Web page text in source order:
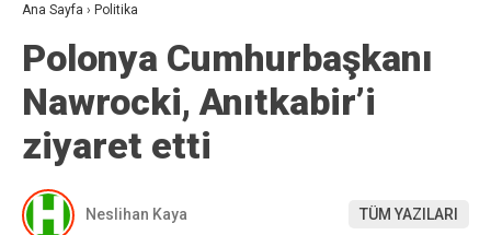
Ana Sayfa › Politika
Polonya Cumhurbaşkanı
Nawrocki, Anıtkabir’i
ziyaret etti
Neslihan Kaya TÜM YAZILARI